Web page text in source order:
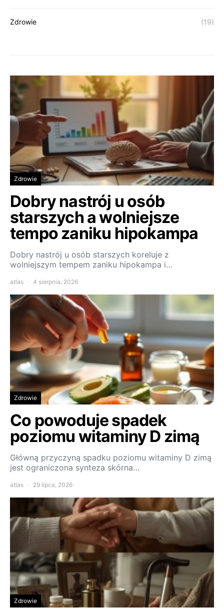
Zdrowie (19)
Zdrowie
Dobry nastrój u osób
starszych a wolniejsze
tempo zaniku hipokampa
Dobry nastrój u osób starszych koreluje z
wolniejszym tempem zaniku hipokampa i…
atlas 4 sierpnia, 2026
Zdrowie
Co powoduje spadek
poziomu witaminy D zimą
Główną przyczyną spadku poziomu witaminy D zimą
jest ograniczona synteza skórna…
atlas 29 lipca, 2026
Zdrowie